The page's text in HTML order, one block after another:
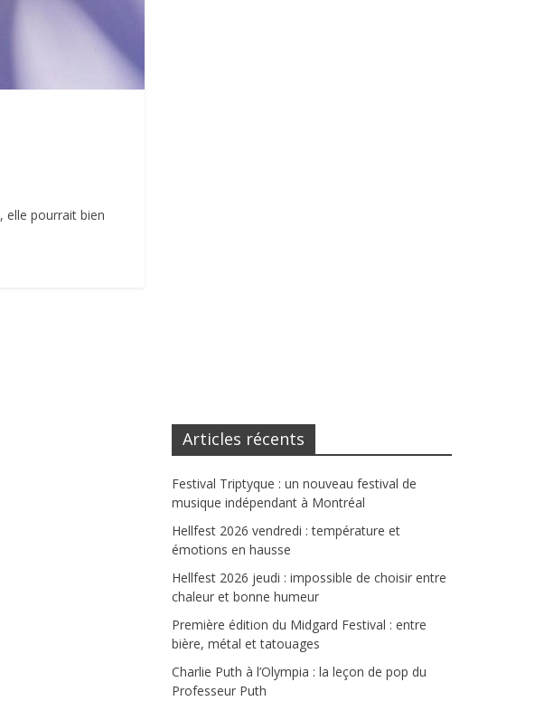
elle pourrait bien
Articles récents
Festival Triptyque : un nouveau festival de
musique indépendant à Montréal
Hellfest 2026 vendredi : température et
émotions en hausse
Hellfest 2026 jeudi : impossible de choisir entre
chaleur et bonne humeur
Première édition du Midgard Festival : entre
bière, métal et tatouages
Charlie Puth à l’Olympia : la leçon de pop du
Professeur Puth